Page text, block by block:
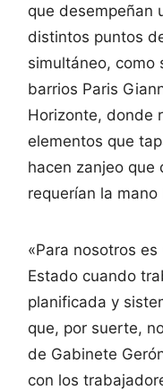
que desempeñan
distintos puntos
simultáneo, como
barrios Paris
Horizonte, donde
elementos que
hacen zanjeo que
requerían la
«Para nosotros
Estado cuando
planificada y
que, por suerte,
de Gabinete
con los